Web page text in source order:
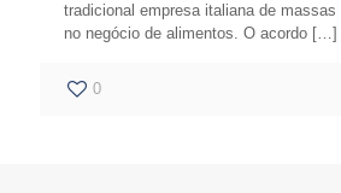
tradicional empresa italiana de
no negócio de alimentos. O acordo […]
0